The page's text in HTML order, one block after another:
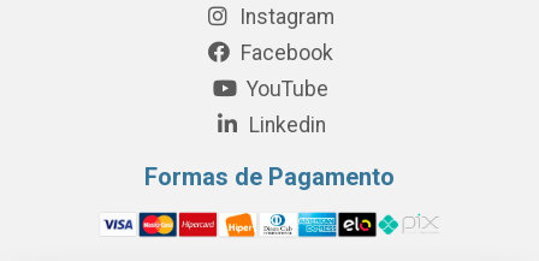
Instagram
Facebook
YouTube
Linkedin
Formas de Pagamento